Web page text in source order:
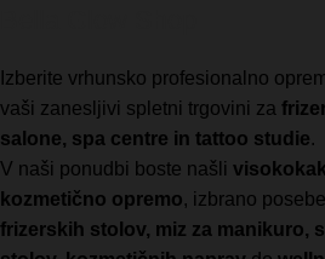
Izberite vrhunsko profesionalno
vaši zanesljivi spletni trgovini za
salone, spa centre in tattoo studie.
V naši ponudbi boste našli
kozmetično opremo, izbrano
frizerskih stolov, miz za manikuro,